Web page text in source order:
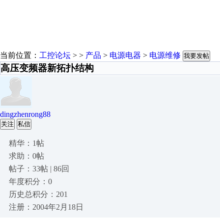
当前位置： 工控论坛 > > 产品 > 电源电器 > 电源维修 我要发帖
高压变频器新拓扑结构
dingzhenrong88
关注 私信
精华：1帖
求助：0帖
帖子：33帖 | 86回
年度积分：0
历史总积分：201
注册：2004年2月18日